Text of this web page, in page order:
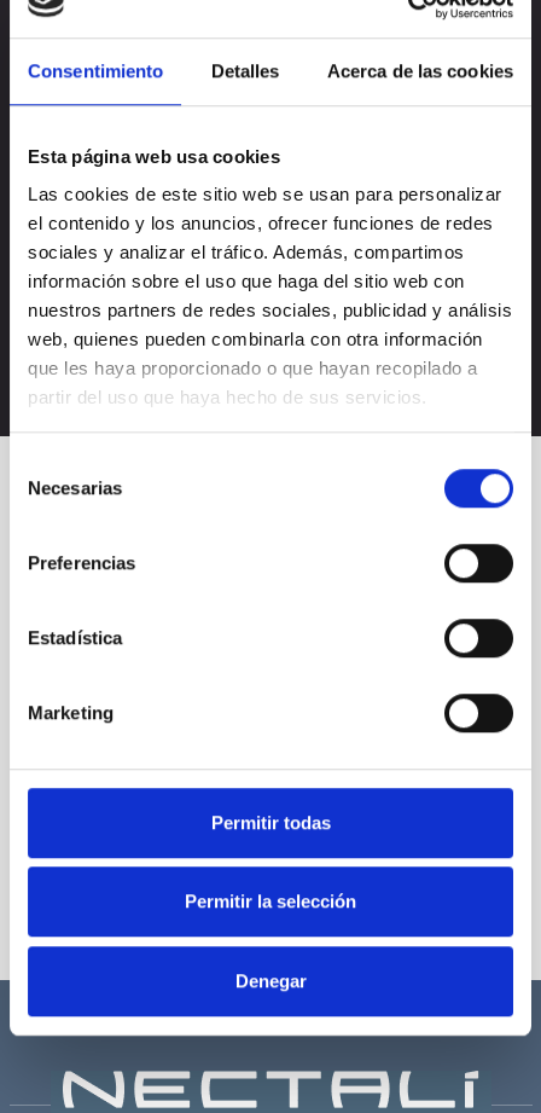
Consentimiento Detalles Acerca de las cookies
Esta página web usa cookies
Las cookies de este sitio web se usan para personalizar
el contenido y los anuncios, ofrecer funciones de redes
sociales y analizar el tráfico. Además, compartimos
información sobre el uso que haga del sitio web con
nuestros partners de redes sociales, publicidad y análisis
web, quienes pueden combinarla con otra información
que les haya proporcionado o que hayan recopilado a
partir del uso que haya hecho de sus servicios.
Necesarias
Preferencias
Estadística
Marketing
Permitir todas
Permitir la selección
Denegar
Acepto lapolítica de privacidad
Acepto recibir novedades de